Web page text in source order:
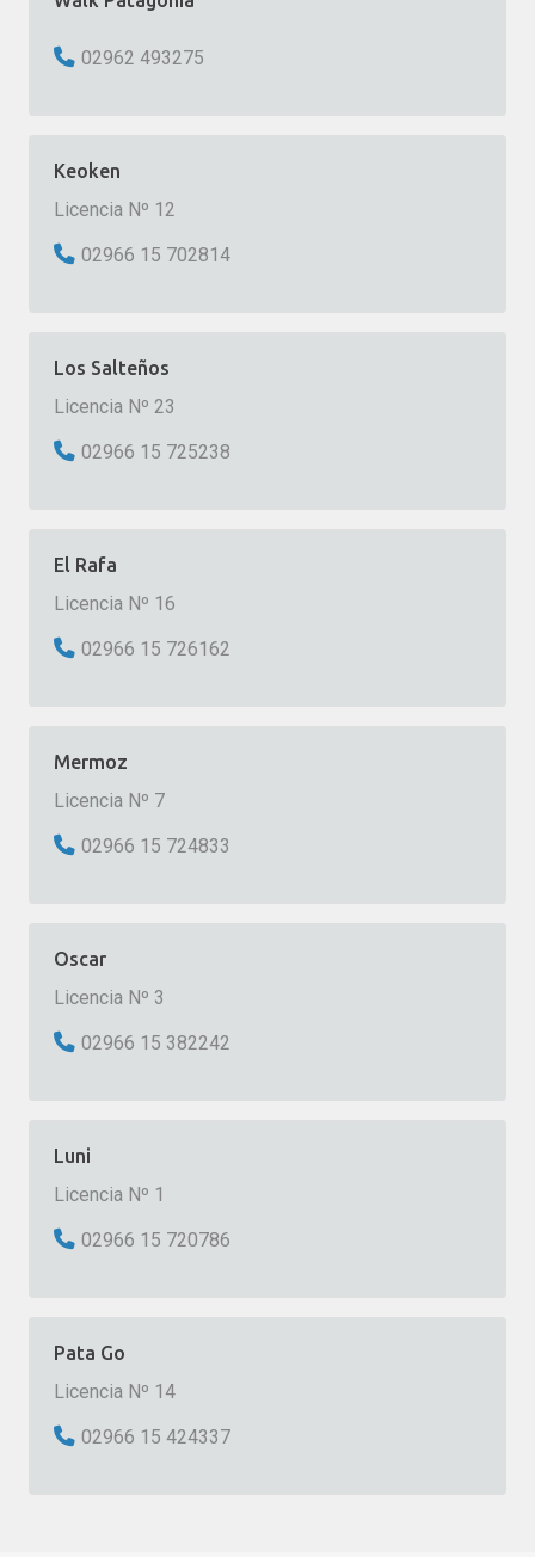
02962 493275
Keoken
Licencia Nº 12
02966 15 702814
Los Salteños
Licencia Nº 23
02966 15 725238
El Rafa
Licencia Nº 16
02966 15 726162
Mermoz
Licencia Nº 7
02966 15 724833
Oscar
Licencia Nº 3
02966 15 382242
Luni
Licencia Nº 1
02966 15 720786
Pata Go
Licencia Nº 14
02966 15 424337